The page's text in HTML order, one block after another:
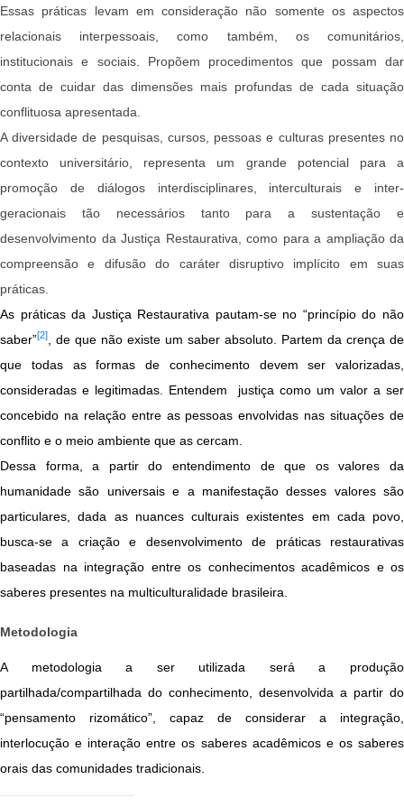
Essas práticas levam em consideração não somente os aspectos
relacionais interpessoais, como também, os comunitários,
institucionais e sociais. Propõem procedimentos que possam dar
conta de cuidar das dimensões mais profundas de cada situação
conflituosa apresentada.
A diversidade de pesquisas, cursos, pessoas e culturas presentes no
contexto universitário, representa um grande potencial para a
promoção de diálogos interdisciplinares, interculturais e inter-
geracionais tão necessários tanto para a sustentação e
desenvolvimento da Justiça Restaurativa, como para a ampliação da
compreensão e difusão do caráter disruptivo implícito em suas
práticas.
As práticas da Justiça Restaurativa pautam-se no “princípio do não
saber”[2]
, de que não existe um saber absoluto. Partem da crença de
que todas as formas de conhecimento devem ser valorizadas,
consideradas e legitimadas. Entendem justiça como um valor a ser
concebido na relação entre as pessoas envolvidas nas situações de
conflito e o meio ambiente que as cercam.
Dessa forma, a partir do entendimento de que os valores da
humanidade são universais e a manifestação desses valores são
particulares, dada as nuances culturais existentes em cada povo,
busca-se a criação e desenvolvimento de práticas restaurativas
baseadas na integração entre os conhecimentos acadêmicos e os
saberes presentes na multiculturalidade brasileira.
Metodologia
A metodologia a ser utilizada será a produção
partilhada/compartilhada do conhecimento, desenvolvida a partir do
“pensamento rizomático”, capaz de considerar a integração,
interlocução e interação entre os saberes acadêmicos e os saberes
orais das comunidades tradicionais.